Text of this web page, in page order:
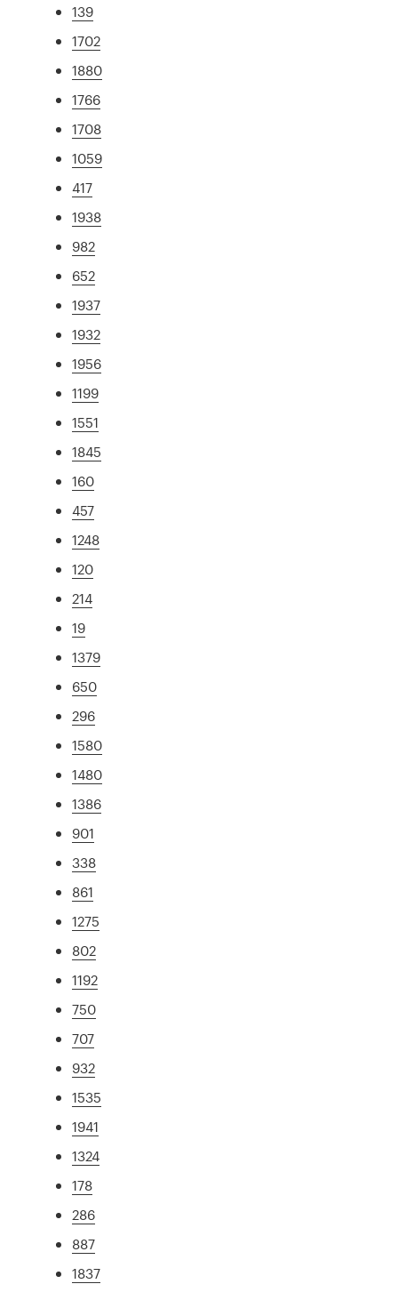
139
1702
1880
1766
1708
1059
417
1938
982
652
1937
1932
1956
1199
1551
1845
160
457
1248
120
214
19
1379
650
296
1580
1480
1386
901
338
861
1275
802
1192
750
707
932
1535
1941
1324
178
286
887
1837